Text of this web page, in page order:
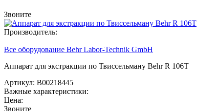
Звоните
Производитель:
Все оборудование Behr Labor-Technik GmbH
Аппарат для экстракции по Твиссельману Behr R 106T
Артикул: B00218445
Важные характеристики:
Цена:
Звоните